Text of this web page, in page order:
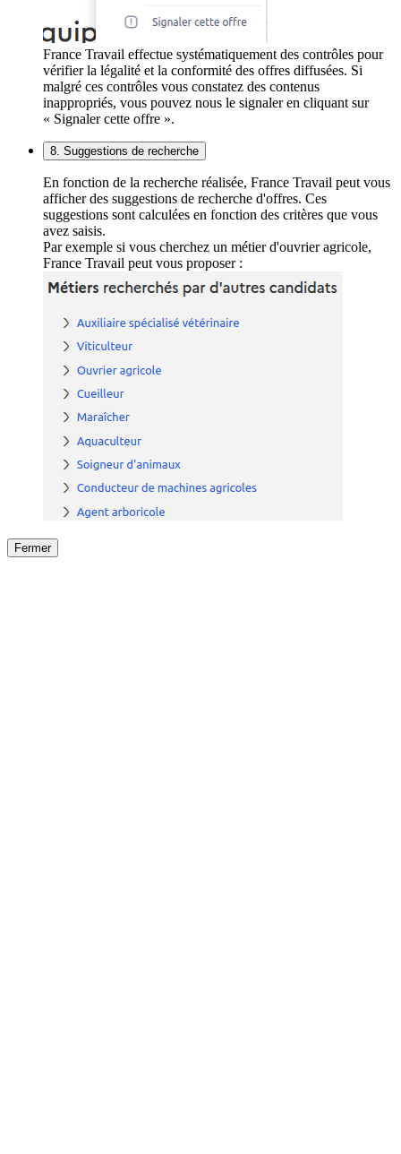
France Travail effectue systématiquement des contrôles pour
vérifier la légalité et la conformité des offres diffusées. Si
malgré ces contrôles vous constatez des contenus
inappropriés, vous pouvez nous le signaler en cliquant sur
« Signaler cette offre ».
8. Suggestions de recherche
En fonction de la recherche réalisée, France Travail peut vous
afficher des suggestions de recherche d'offres. Ces
suggestions sont calculées en fonction des critères que vous
avez saisis.
Par exemple si vous cherchez un métier d'ouvrier agricole,
France Travail peut vous proposer :
Fermer